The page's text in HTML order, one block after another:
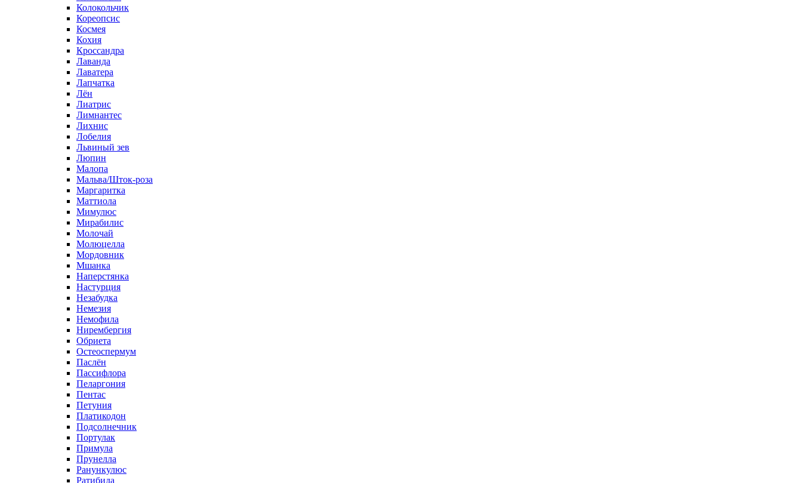
Колокольчик
Кореопсис
Космея
Кохия
Кроссандра
Лаванда
Лаватера
Лапчатка
Лён
Лиатрис
Лимнантес
Лихнис
Лобелия
Львиный зев
Люпин
Малопа
Мальва/Шток-роза
Маргаритка
Маттиола
Мимулюс
Мирабилис
Молочай
Молюцелла
Мордовник
Мшанка
Наперстянка
Настурция
Незабудка
Немезия
Немофила
Нирембергия
Обриета
Остеоспермум
Паслён
Пассифлора
Пеларгония
Пентас
Петуния
Платикодон
Подсолнечник
Портулак
Примула
Прунелла
Ранункулюс
Ратибида